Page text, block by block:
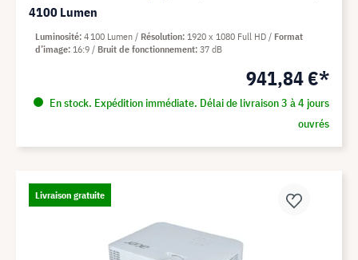
4100 Lumen
941,84 €*
En stock. Expédition immédiate. Délai de livraison 3 à 4 jours
ouvrés
Luminosité 4 100 Lumen Résolution 1920 x 1080 Full HD
Format
d’image 16:9 Bruit de fonctionnement 37 dB
Livraison gratuite